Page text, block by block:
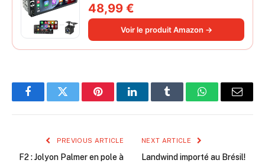
Poste Radio Voiture Soutien Lien
Miroir iOS/Android/Radio FM/USB/EQ
Autoradio Bluetooth Caméra de Recul
48,99 €
Voir le produit Amazon →
FacebookTwitter PinterestLinkedInTumblr WhatsAppEmail
PREVIOUS ARTICLE
F2 : Jolyon Palmer en pole à
NEXT ARTICLE
Landwind importé au Brésil!